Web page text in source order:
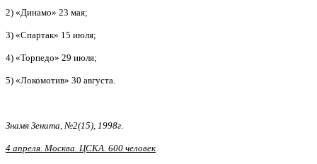
2) «Динамо» 23 мая;
3) «Спартак» 15 июля;
4) «Торпедо» 29 июля;
5) «Локомотив» 30 августа.
Знамя Зенита, №2(15), 1998г.
4 апреля. Москва. ЦСКА. 600 человек